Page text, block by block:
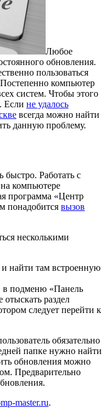
Любое
обновления.
пользоваться
Постепенно компьютер
систем. Чтобы этого
Если не удалось
всегда можно найти
данную проблему.
Работать с
компьютере
программа «Центр
понадобится вызов
несколькими
найти там встроенную
в подменю «Панель
раздел
следует перейти к
обязательно
папке нужно найти
обновления можно
Предварительно
master.ru.